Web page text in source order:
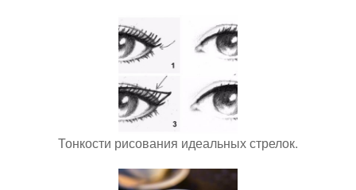
Тонкости рисования идеальных стрелок.